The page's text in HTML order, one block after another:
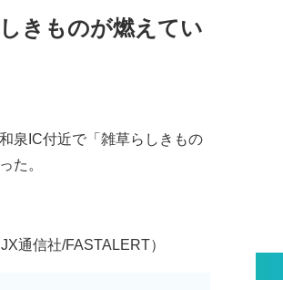
きものが燃えてい
泉IC付近で「雑草らしきもの
た。
通信社/FASTALERT）